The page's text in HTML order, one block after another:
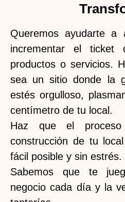
Queremos ayudarte a
incrementar el
productos o servicios.
sea un sitio donde la
estés orgulloso,
centímetro de tu local.
Haz que el
construcción de tu
fácil posible y sin estrés.
Sabemos que te
negocio cada día y la